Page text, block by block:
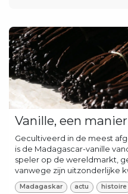
Vanille, een
Gecultiveerd in de meest
is de Madagascar-vanille
speler op de wereldmarkt,
vanwege zijn uitzonderlijke
Madagaskar actu histoire